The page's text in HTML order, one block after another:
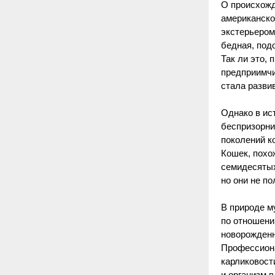
О
бедная,
Так ли это,
стала
Однако в
поколений
Кошек,
но они не
В природе
по